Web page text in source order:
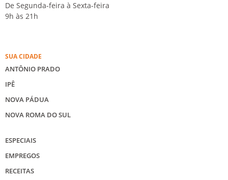
De Segunda-feira à Sexta-feira
9h às 21h
SUA CIDADE
ANTÔNIO PRADO
IPÊ
NOVA PÁDUA
NOVA ROMA DO SUL
ESPECIAIS
EMPREGOS
RECEITAS